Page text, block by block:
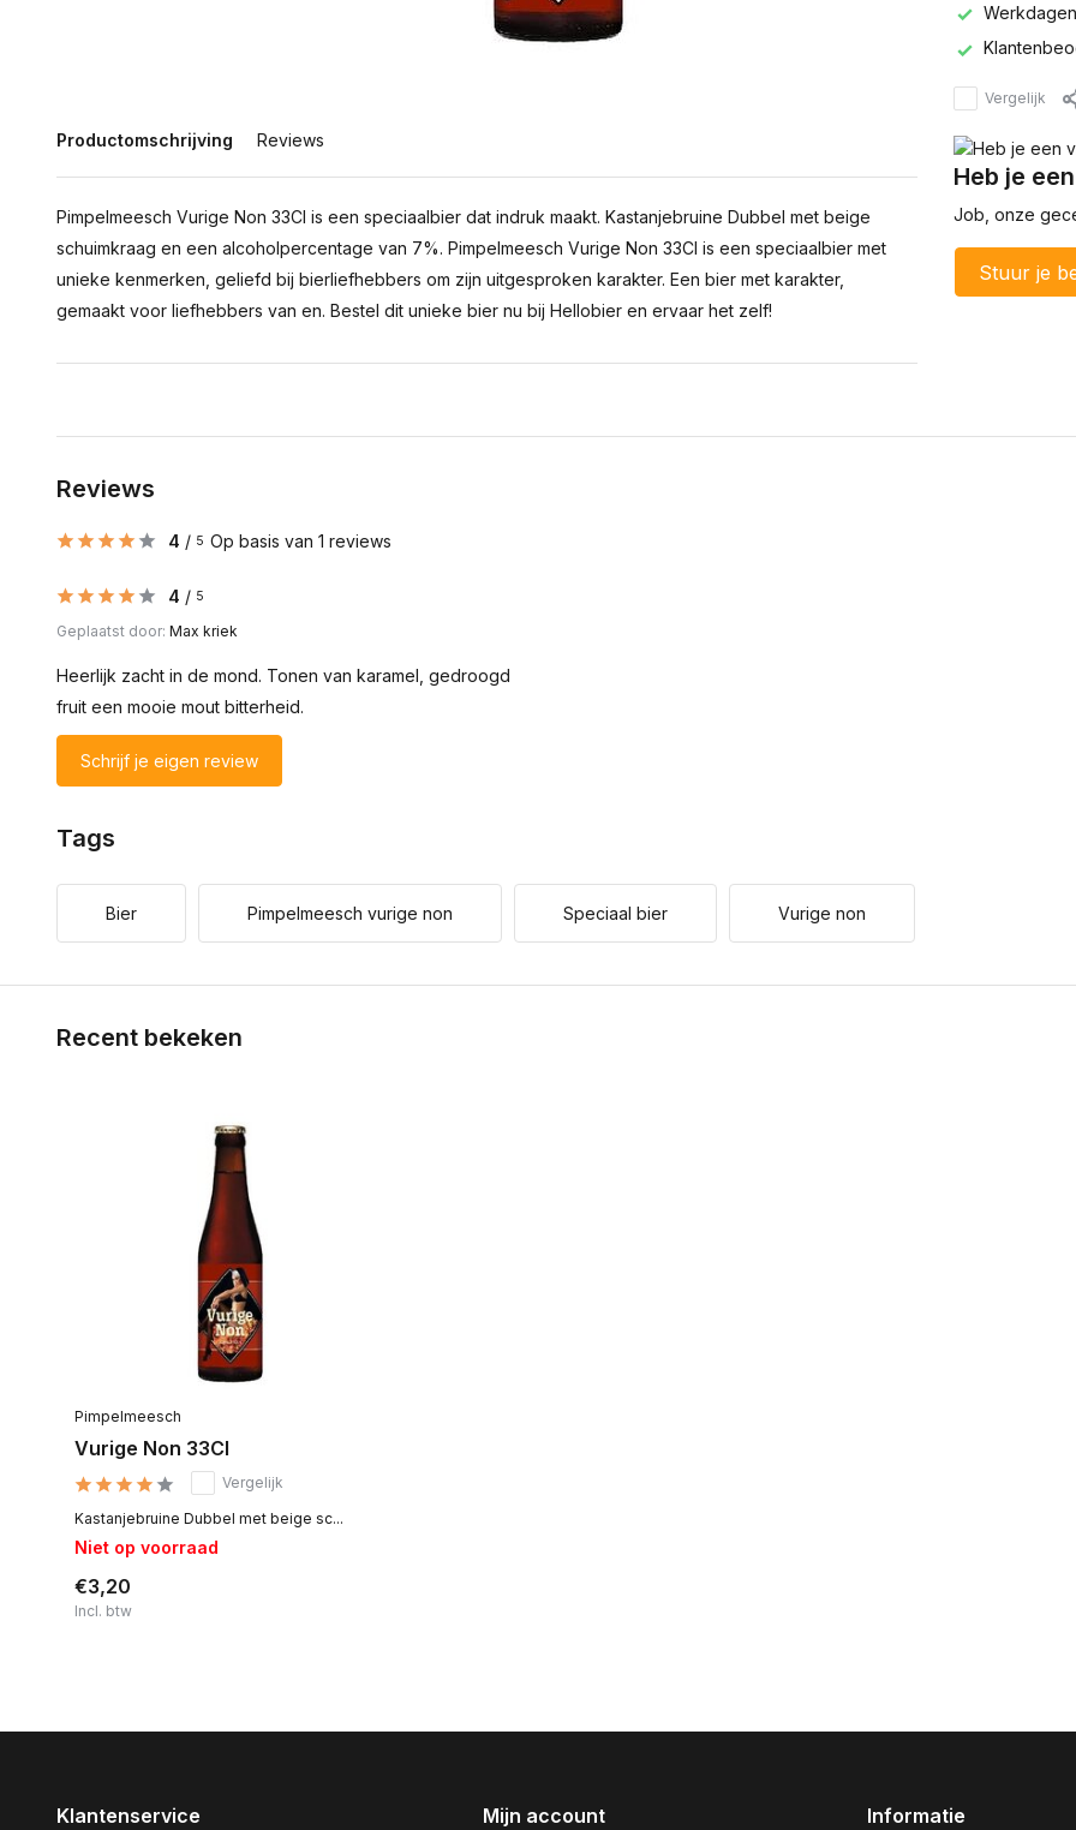
Productomschrijving Reviews
Pimpelmeesch Vurige Non 33Cl is een speciaalbier dat indruk maakt. Kastanjebruine Dubbel met beige
schuimkraag en een alcoholpercentage van 7%. Pimpelmeesch Vurige Non 33Cl is een speciaalbier met
unieke kenmerken, geliefd bij bierliefhebbers om zijn uitgesproken karakter. Een bier met karakter,
gemaakt voor liefhebbers van en. Bestel dit unieke bier nu bij Hellobier en ervaar het zelf!
Vergelijk
Heb je
Job, onze
Stuur je
Reviews
4 / 5 Op basis van 1 reviews
4 / 5
Geplaatst door: Max kriek
Heerlijk zacht in de mond. Tonen van karamel, gedroogd
fruit een mooie mout bitterheid.
Schrijf je eigen review
Tags
Bier Pimpelmeesch vurige non Speciaal bier Vurige non
Recent bekeken
Pimpelmeesch
Vurige Non 33Cl
Vergelijk
Kastanjebruine Dubbel met beige sc...
Niet op voorraad
€3,20
Incl. btw
Klantenservice Mijn account Informatie